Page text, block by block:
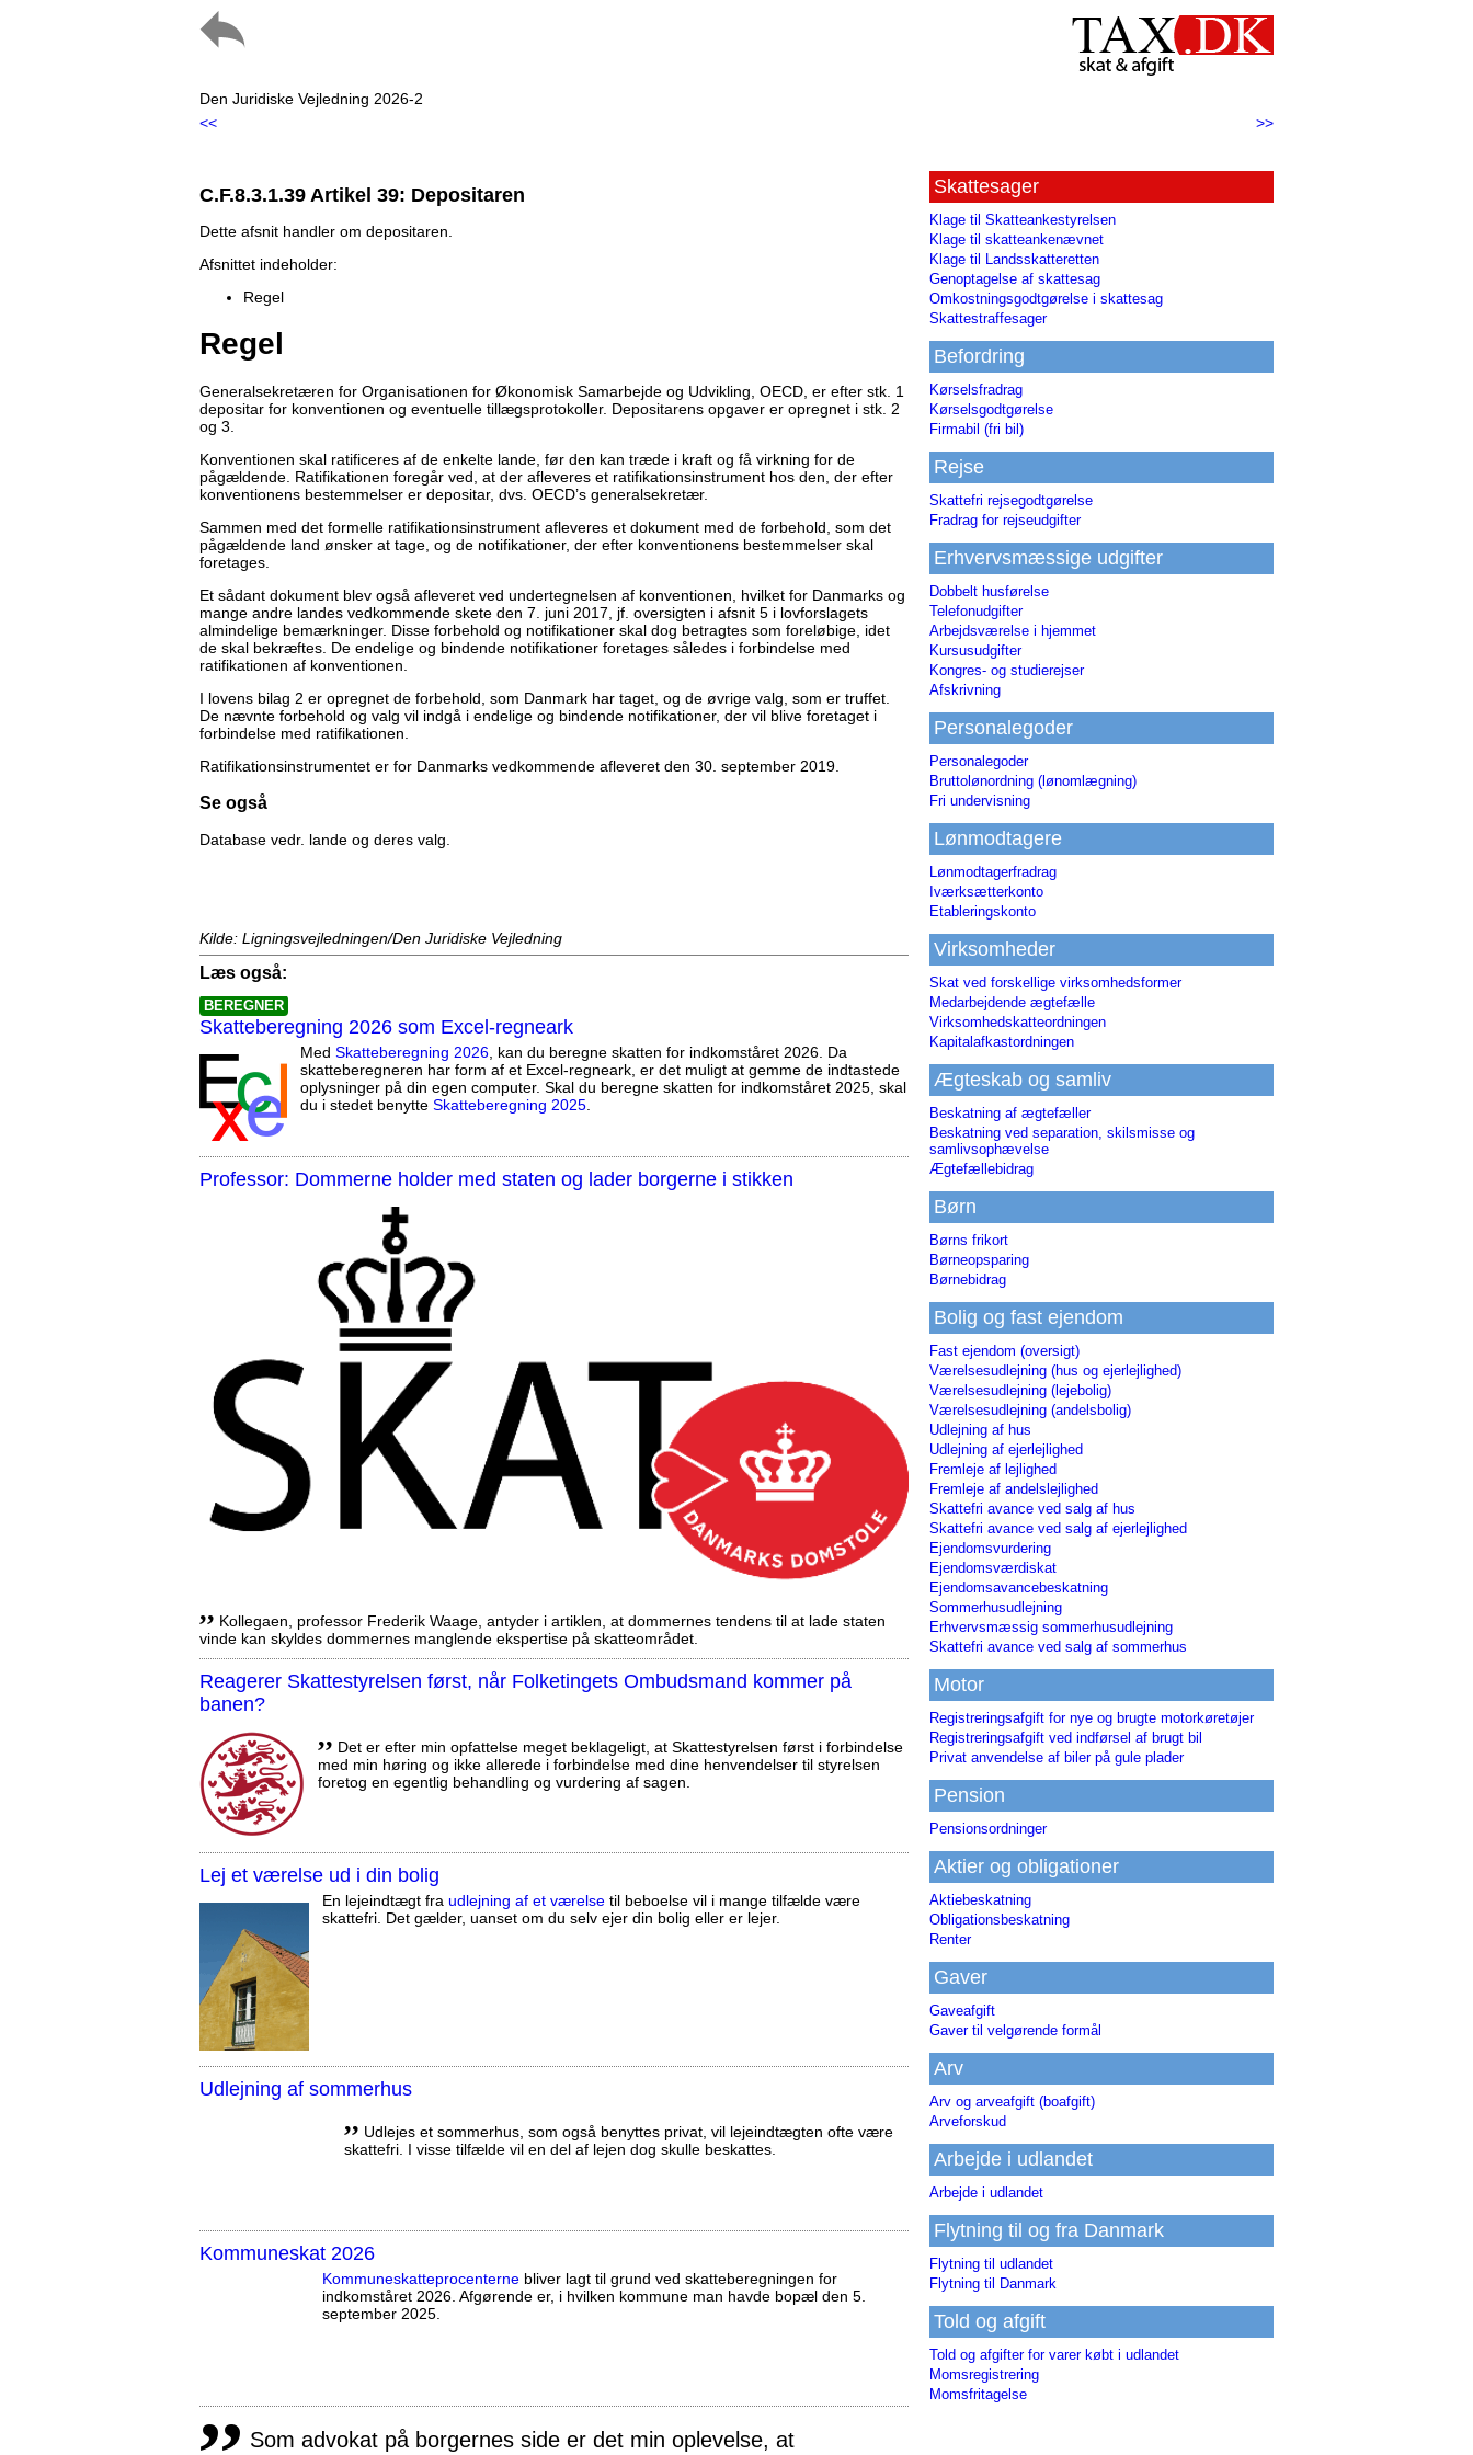
Den Juridiske Vejledning 2026-2
<<
>>
C.F.8.3.1.39 Artikel 39: Depositaren
Dette afsnit handler om depositaren.
Afsnittet indeholder:
Regel
Regel
Generalsekretæren for Organisationen for Økonomisk Samarbejde og Udvikling, OECD, er efter stk. 1
depositar for konventionen og eventuelle tillægsprotokoller. Depositarens opgaver er opregnet i stk. 2
og 3.
Konventionen skal ratificeres af de enkelte lande, før den kan træde i kraft og få virkning for de
pågældende. Ratifikationen foregår ved, at der afleveres et ratifikationsinstrument hos den, der efter
konventionens bestemmelser er depositar, dvs. OECD’s generalsekretær.
Sammen med det formelle ratifikationsinstrument afleveres et dokument med de forbehold, som det
pågældende land ønsker at tage, og de notifikationer, der efter konventionens bestemmelser skal
foretages.
Et sådant dokument blev også afleveret ved undertegnelsen af konventionen, hvilket for Danmarks og
mange andre landes vedkommende skete den 7. juni 2017, jf. oversigten i afsnit 5 i lovforslagets
almindelige bemærkninger. Disse forbehold og notifikationer skal dog betragtes som foreløbige, idet
de skal bekræftes. De endelige og bindende notifikationer foretages således i forbindelse med
ratifikationen af konventionen.
I lovens bilag 2 er opregnet de forbehold, som Danmark har taget, og de øvrige valg, som er truffet.
De nævnte forbehold og valg vil indgå i endelige og bindende notifikationer, der vil blive foretaget i
forbindelse med ratifikationen.
Ratifikationsinstrumentet er for Danmarks vedkommende afleveret den 30. september 2019.
Se også
Database vedr. lande og deres valg.
Kilde: Ligningsvejledningen/Den Juridiske Vejledning
Læs også:
BEREGNER
Skatteberegning 2026 som Excel-regneark
Med Skatteberegning 2026, kan du beregne skatten for indkomståret 2026. Da
skatteberegneren har form af et Excel-regneark, er det muligt at gemme de indtastede
oplysninger på din egen computer. Skal du beregne skatten for indkomståret 2025, skal
du i stedet benytte Skatteberegning 2025.
Professor: Dommerne holder med staten og lader borgerne i stikken
,, Kollegaen, professor Frederik Waage, antyder i artiklen, at dommernes tendens til at lade staten
vinde kan skyldes dommernes manglende ekspertise på skatteområdet.
Reagerer Skattestyrelsen først, når Folketingets Ombudsmand kommer på
banen?
,, Det er efter min opfattelse meget beklageligt, at Skattestyrelsen først i forbindelse
med min høring og ikke allerede i forbindelse med dine henvendelser til styrelsen
foretog en egentlig behandling og vurdering af sagen.
Lej et værelse ud i din bolig
En lejeindtægt fra udlejning af et værelse til beboelse vil i mange tilfælde være
skattefri. Det gælder, uanset om du selv ejer din bolig eller er lejer.
Udlejning af sommerhus
,, Udlejes et sommerhus, som også benyttes privat, vil lejeindtægten ofte være
skattefri. I visse tilfælde vil en del af lejen dog skulle beskattes.
Kommuneskat 2026
Kommuneskatte­procenterne bliver lagt til grund ved skatteberegningen for
indkomståret 2026. Afgørende er, i hvilken kommune man havde bopæl den 5.
september 2025.
,, Som advokat på borgernes side er det min oplevelse, at
Skattesager
Klage til Skatteankestyrelsen
Klage til skatteankenævnet
Klage til Landsskatteretten
Genoptagelse af skattesag
Omkostningsgodtgørelse i skattesag
Skattestraffesager
Befordring
Kørselsfradrag
Kørselsgodtgørelse
Firmabil (fri bil)
Rejse
Skattefri rejsegodtgørelse
Fradrag for rejseudgifter
Erhvervsmæssige udgifter
Dobbelt husførelse
Telefonudgifter
Arbejdsværelse i hjemmet
Kursusudgifter
Kongres- og studierejser
Afskrivning
Personalegoder
Personalegoder
Bruttolønordning (lønomlægning)
Fri undervisning
Lønmodtagere
Lønmodtagerfradrag
Iværksætterkonto
Etableringskonto
Virksomheder
Skat ved forskellige virksomhedsformer
Medarbejdende ægtefælle
Virksomhedskatteordningen
Kapitalafkastordningen
Ægteskab og samliv
Beskatning af ægtefæller
Beskatning ved separation, skilsmisse og
samlivsophævelse
Ægtefællebidrag
Børn
Børns frikort
Børneopsparing
Børnebidrag
Bolig og fast ejendom
Fast ejendom (oversigt)
Værelsesudlejning (hus og ejerlejlighed)
Værelsesudlejning (lejebolig)
Værelsesudlejning (andelsbolig)
Udlejning af hus
Udlejning af ejerlejlighed
Fremleje af lejlighed
Fremleje af andelslejlighed
Skattefri avance ved salg af hus
Skattefri avance ved salg af ejerlejlighed
Ejendomsvurdering
Ejendomsværdiskat
Ejendomsavancebeskatning
Sommerhusudlejning
Erhvervsmæssig sommerhusudlejning
Skattefri avance ved salg af sommerhus
Motor
Registreringsafgift for nye og brugte motorkøretøjer
Registreringsafgift ved indførsel af brugt bil
Privat anvendelse af biler på gule plader
Pension
Pensionsordninger
Aktier og obligationer
Aktiebeskatning
Obligationsbeskatning
Renter
Gaver
Gaveafgift
Gaver til velgørende formål
Arv
Arv og arveafgift (boafgift)
Arveforskud
Arbejde i udlandet
Arbejde i udlandet
Flytning til og fra Danmark
Flytning til udlandet
Flytning til Danmark
Told og afgift
Told og afgifter for varer købt i udlandet
Momsregistrering
Momsfritagelse